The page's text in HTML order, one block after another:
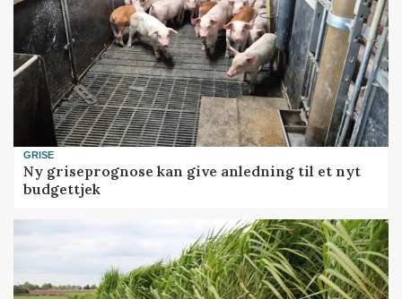
GRISE
Ny griseprognose kan give anledning til et nyt
budgettjek